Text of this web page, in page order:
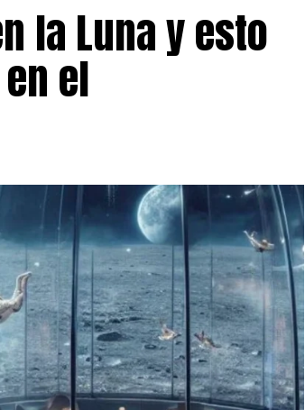
la Luna y esto
el